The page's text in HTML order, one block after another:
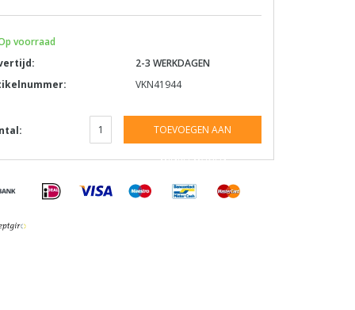
voorraad
2-3 WERKDAGEN
VKN41944
TOEVOEGEN AAN
WINKELWAGEN